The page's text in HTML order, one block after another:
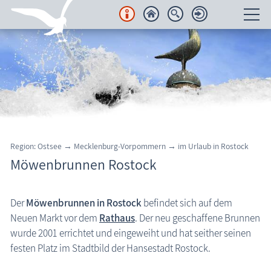
Unterkünfte
Regionales
Urlaubsorte
Karten
Freizeit
Wissenswertes
Aktuelles
FKK-Strände
Region: Ostsee → Mecklenburg-Vorpommern → im Urlaub in Rostock
Möwenbrunnen Rostock
DerMöwenbrunnen in Rostockbefindet sich auf dem
Neuen Markt vor dem Rathaus. Der neu geschaffene Brunnen
wurde 2001 errichtet und eingeweiht und hat seither seinen
festen Platz im Stadtbild der Hansestadt Rostock.